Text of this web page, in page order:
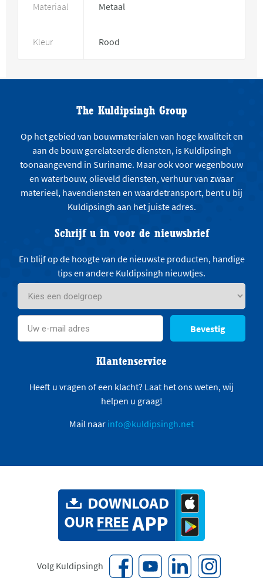
Materiaal Metaal
Kleur Rood
The Kuldipsingh Group
Op het gebied van bouwmaterialen van hoge kwaliteit en
aan de bouw gerelateerde diensten, is Kuldipsingh
toonaangevend in Suriname. Maar ook voor wegenbouw
en waterbouw, olieveld diensten, verhuur van zwaar
materieel, havendiensten en waardetransport, bent u bij
Kuldipsingh aan het juiste adres.
Schrijf u in voor de nieuwsbrief
En blijf op de hoogte van de nieuwste producten, handige
tips en andere Kuldipsingh nieuwtjes.
Bevestig
Klantenservice
Heeft u vragen of een klacht? Laat het ons weten, wij
helpen u graag!
Mail naar info@kuldipsingh.net
Volg Kuldipsingh